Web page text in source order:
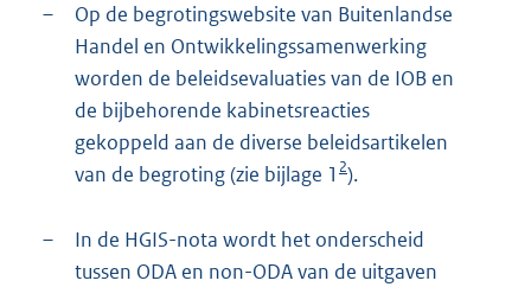
–
Op de begrotingswebsite van Buitenlandse
Handel en Ontwikkelingssamenwerking
worden de beleidsevaluaties van de IOB en
de bijbehorende kabinetsreacties
gekoppeld aan de diverse beleidsartikelen
van de begroting (zie bijlage 1 2).
–
In de HGIS-nota wordt het onderscheid
tussen ODA en non-ODA van de uitgaven